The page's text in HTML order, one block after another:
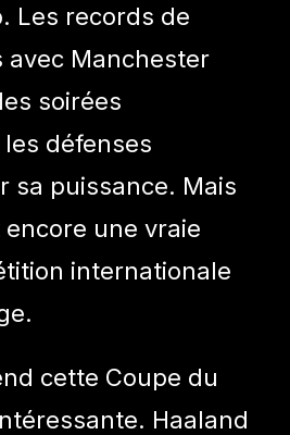
Les records de
avec Manchester
soirées
défenses
sa puissance. Mais
une vraie
internationale
cette Coupe du
Haaland